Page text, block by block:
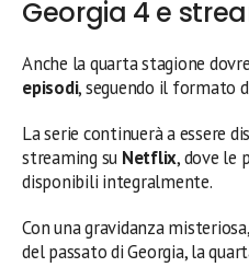
Georgia 4 e
Anche la quarta stagione
episodi, seguendo il formato
La serie continuerà a essere
streaming su Netflix, dove le
disponibili integralmente.
Con una gravidanza
del passato di Georgia, la